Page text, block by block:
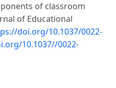
of classroom
of Educational
doi.org/10.1037/0022-
10.1037//0022-